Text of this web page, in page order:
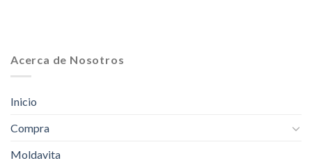
Acerca de Nosotros
Inicio
Compra
Moldavita